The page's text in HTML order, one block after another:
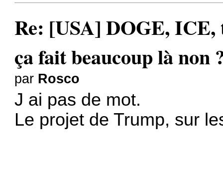
Re: [USA] DOGE,
ça fait beaucoup là non
par Rosco
J ai pas de mot.
Le projet de Trump, sur